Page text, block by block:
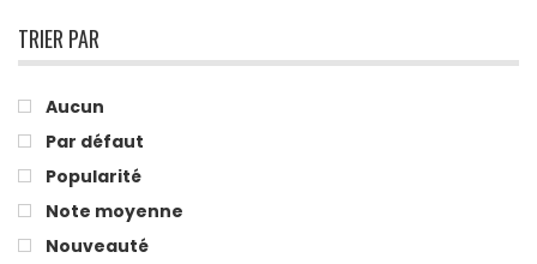
TRIER PAR
Aucun
Par défaut
Popularité
Note moyenne
Nouveauté